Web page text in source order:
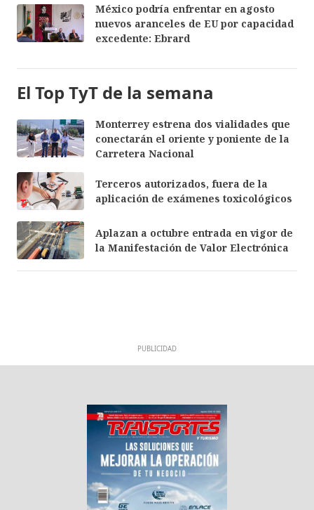
México podría enfrentar en agosto
nuevos aranceles de EU por capacidad
excedente: Ebrard
El Top TyT de la semana
Monterrey estrena dos vialidades que
conectarán el oriente y poniente de la
Carretera Nacional
Terceros autorizados, fuera de la
aplicación de exámenes toxicológicos
Aplazan a octubre entrada en vigor de
la Manifestación de Valor Electrónica
PUBLICIDAD